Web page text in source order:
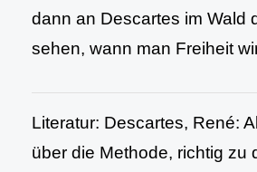
dann an Descartes im Wald
sehen, wann man Freiheit
Literatur: Descartes, René:
über die Methode, richtig zu